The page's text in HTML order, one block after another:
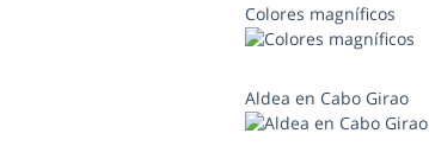
Colores magníficos
Aldea en Cabo Girao